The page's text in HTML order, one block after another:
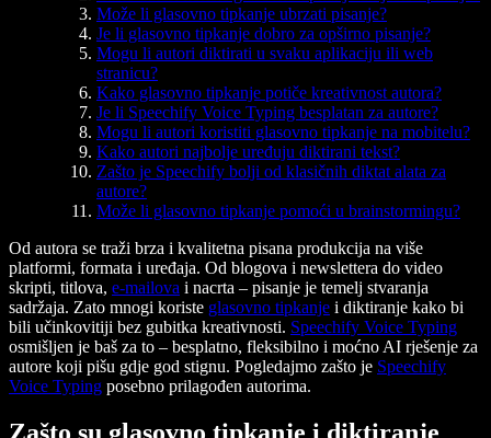
Može li glasovno tipkanje ubrzati pisanje?
Je li glasovno tipkanje dobro za opširno pisanje?
Mogu li autori diktirati u svaku aplikaciju ili web
stranicu?
Kako glasovno tipkanje potiče kreativnost autora?
Je li Speechify Voice Typing besplatan za autore?
Mogu li autori koristiti glasovno tipkanje na mobitelu?
Kako autori najbolje uređuju diktirani tekst?
Zašto je Speechify bolji od klasičnih diktat alata za
autore?
Može li glasovno tipkanje pomoći u brainstormingu?
Od autora se traži brza i kvalitetna pisana produkcija na više
platformi, formata i uređaja. Od blogova i newslettera do video
skripti, titlova, e-mailova i nacrta – pisanje je temelj stvaranja
sadržaja. Zato mnogi koriste glasovno tipkanje i diktiranje kako bi
bili učinkovitiji bez gubitka kreativnosti. Speechify Voice Typing
osmišljen je baš za to – besplatno, fleksibilno i moćno AI rješenje za
autore koji pišu gdje god stignu. Pogledajmo zašto je Speechify
Voice Typing posebno prilagođen autorima.
Zašto su glasovno tipkanje i diktiranje